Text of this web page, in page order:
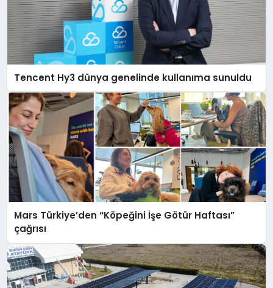
Tencent Hy3 dünya genelinde kullanıma sunuldu
Mars Türkiye’den “Köpeğini İşe Götür Haftası”
çağrısı